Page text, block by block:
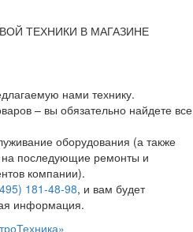
ТЕХНИКИ В МАГАЗИНЕ
нами технику.
– вы обязательно найдете все
оборудования (а также
на последующие ремонты и
компании).
181-48-98, и вам будет
информация.